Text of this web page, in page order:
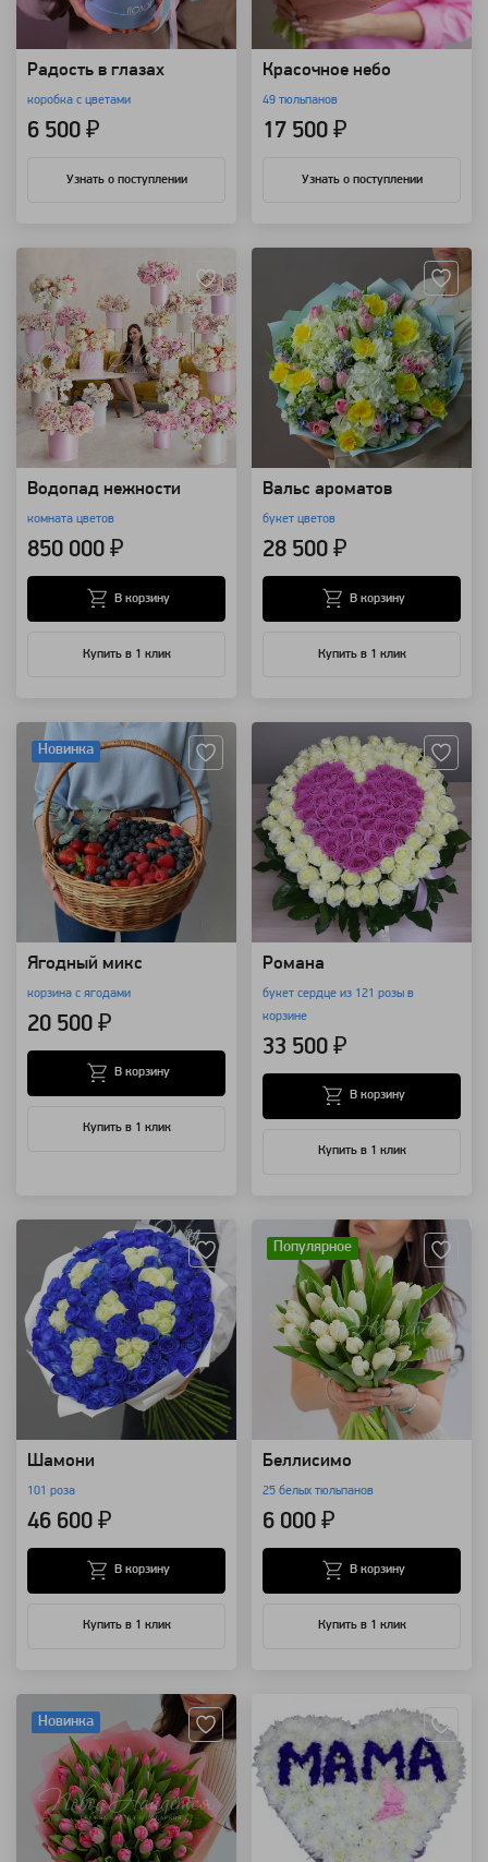
Радость в глазах
коробка с цветами
6 500 ₽
Узнать о поступлении
Красочное небо
49 тюльпанов
17 500 ₽
Узнать о поступлении
Водопад нежности
комната цветов
850 000 ₽
Купить в 1 клик
В корзину
Вальс ароматов
букет цветов
28 500 ₽
Купить в 1 клик
В корзину
Новинка
Ягодный микс
корзина с ягодами
20 500 ₽
Купить в 1 клик
В корзину
Романа
букет сердце из 121 розы в
корзине
33 500 ₽
Купить в 1 клик
В корзину
Шамони
101 роза
46 600 ₽
Купить в 1 клик
В корзину
Популярное
Беллисимо
25 белых тюльпанов
6 000 ₽
Купить в 1 клик
В корзину
Новинка